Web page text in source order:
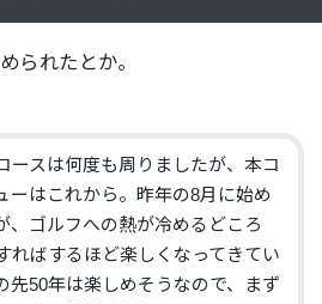
られたとか。
ースは何度も周りましたが、本コ
ーはこれから。昨年の8月に始め
、ゴルフへの熱が冷めるどころ
ればするほど楽しくなってきてい
先50年は楽しめそうなので、まず